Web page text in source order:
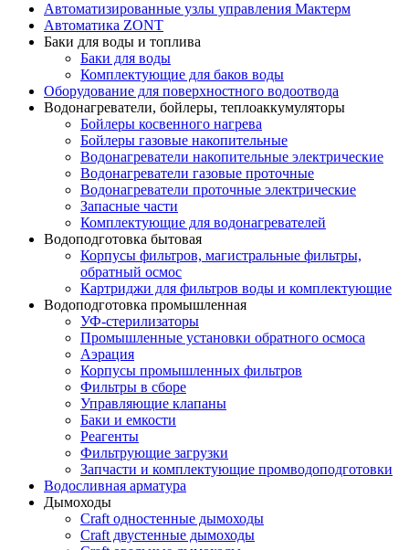
Автоматизированные узлы управления Мактерм
Автоматика ZONT
Баки для воды и топлива
Баки для воды
Комплектующие для баков воды
Оборудование для поверхностного водоотвода
Водонагреватели, бойлеры, теплоаккумуляторы
Бойлеры косвенного нагрева
Бойлеры газовые накопительные
Водонагреватели накопительные электрические
Водонагреватели газовые проточные
Водонагреватели проточные электрические
Запасные части
Комплектующие для водонагревателей
Водоподготовка бытовая
Корпусы фильтров, магистральные фильтры,
обратный осмос
Картриджи для фильтров воды и комплектующие
Водоподготовка промышленная
УФ-стерилизаторы
Промышленные установки обратного осмоса
Аэрация
Корпусы промышленных фильтров
Фильтры в сборе
Управляющие клапаны
Баки и емкости
Реагенты
Фильтрующие загрузки
Запчасти и комплектующие промводоподготовки
Водосливная арматура
Дымоходы
Craft одностенные дымоходы
Craft двустенные дымоходы